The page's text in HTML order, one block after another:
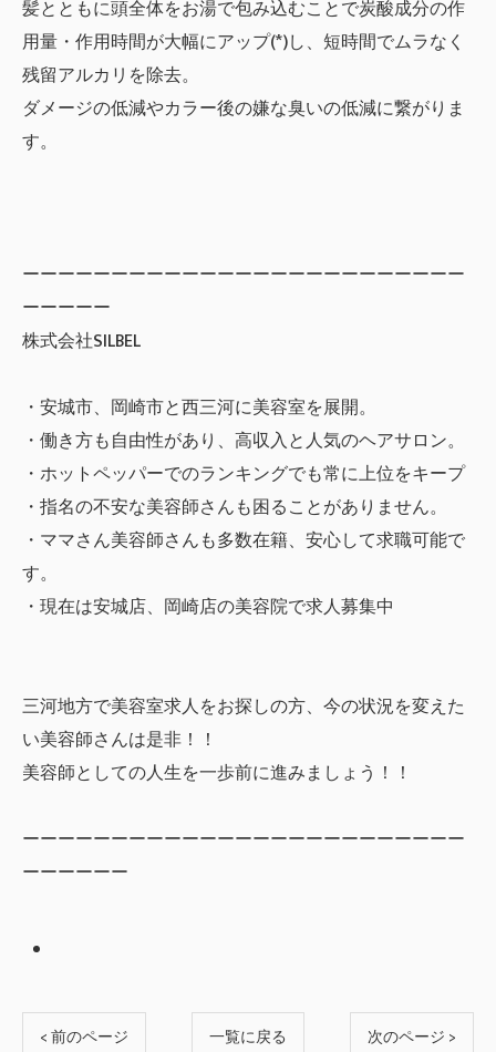
髪とともに頭全体をお湯で包み込むことで炭酸成分の作
用量・作用時間が大幅にアップ(*)し、短時間でムラなく
残留アルカリを除去。
ダメージの低減やカラー後の嫌な臭いの低減に繋がりま
す。
ーーーーーーーーーーーーーーーーーーーーーーーーー
ーーーーー
株式会社SILBEL
・安城市、岡崎市と西三河に美容室を展開。
・働き方も自由性があり、高収入と人気のヘアサロン。
・ホットペッパーでのランキングでも常に上位をキープ
・指名の不安な美容師さんも困ることがありません。
・ママさん美容師さんも多数在籍、安心して求職可能で
す。
・現在は安城店、岡崎店の美容院で求人募集中
三河地方で美容室求人をお探しの方、今の状況を変えた
い美容師さんは是非！！
美容師としての人生を一歩前に進みましょう！！
ーーーーーーーーーーーーーーーーーーーーーーーーー
ーーーーーー
< 前のページ 一覧に戻る 次のページ >